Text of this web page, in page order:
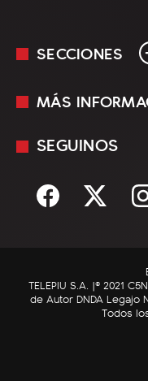
SECCIONES
En Vivo
Sociedad
C5N Autos
RatingCero
MÁS
Mediakit
Términos y
SEGUINOS
TELEPIU S.A. |© 2021
de Autor DNDA Legajo
Todos